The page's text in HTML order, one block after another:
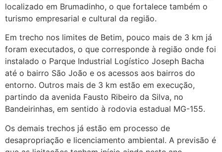
localizado em Brumadinho, o que fortalece também o
turismo empresarial e cultural da região.
Em trecho nos limites de Betim, pouco mais de 3 km já
foram executados, o que corresponde à região onde foi
instalado o Parque Industrial Logístico Joseph Bacha
até o bairro São João e os acessos aos bairros do
entorno. Outros mais de 3 km estão em execução,
partindo da avenida Fausto Ribeiro da Silva, no
Bandeirinhas, em sentido à rodovia estadual MG-155.
Os demais trechos já estão em processo de
desapropriação e licenciamento ambiental. A previsão é